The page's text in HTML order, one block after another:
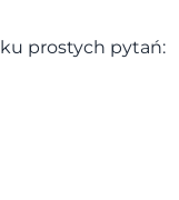
prostych pytań: